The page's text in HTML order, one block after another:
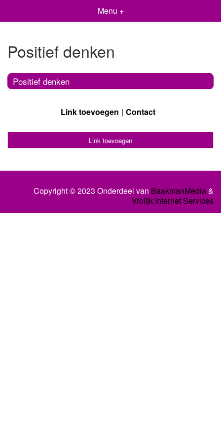
Menu +
Positief denken
Positief denken
Link toevoegen Contact
Link toevoegen
Copyright © 2023 Onderdeel van BaakmanMedia&
Vrolijk Internet Services